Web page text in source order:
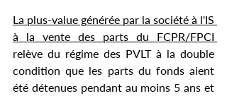
La plus-value générée par la société à l'IS
relève du régime des PVLT à la double
condition que les parts du fonds aient
été détenues pendant au moins 5 ans et